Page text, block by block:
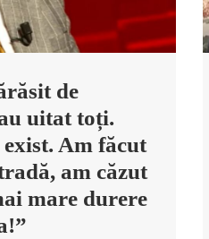
de
uitat toți.
Am făcut
am căzut
mare durere